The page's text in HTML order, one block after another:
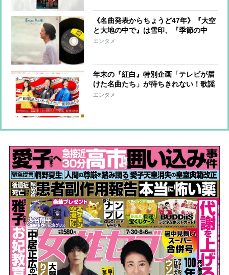
《名曲発表からちょうど47年》『大空
と大地の中で』は雪印、『季節の中
で』はグリコ…「聴いたら即、心をつ
エンタメ
年末の『紅白』特別企画「テレビが届
けた名曲たち」が待ちきれない！歌謡
ライターの予想と妄想で楽しむ「名曲
エンタメ